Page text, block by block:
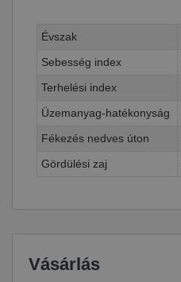
Évszak
Sebesség index
Terhelési index
Üzemanyag-hatékonyság
Fékezés nedves úton
Gördülési zaj
Vásárlás